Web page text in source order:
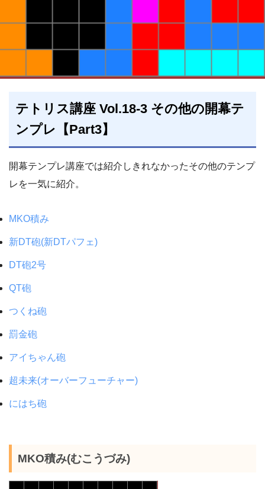
テトリス講座 Vol.18-3 その他の開幕テ
ンプレ【Part3】
開幕テンプレ講座では紹介しきれなかったその他のテンプ
レを一気に紹介。
MKO積み
新DT砲(新DTパフェ)
DT砲2号
QT砲
つくね砲
罰金砲
アイちゃん砲
超未来(オーバーフューチャー)
にはち砲
MKO積み(むこうづみ)